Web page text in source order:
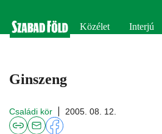
Közélet Interjú
Ginszeng
Családi kör 2005. 08. 12.